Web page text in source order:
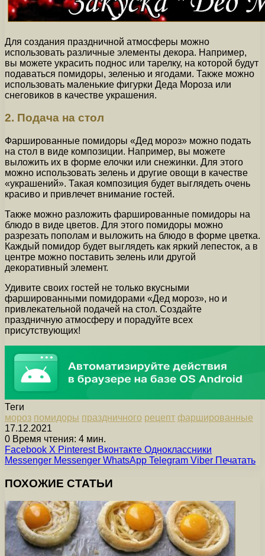
Для создания праздничной атмосферы можно
использовать различные элементы декора. Например,
вы можете украсить поднос или тарелку, на которой будут
подаваться помидоры, зеленью и ягодами. Также можно
использовать маленькие фигурки Деда Мороза или
снеговиков в качестве украшения.
2. Подача на стол
Фаршированные помидоры «Дед мороз» можно подать
на стол в виде композиции. Например, вы можете
выложить их в форме елочки или снежинки. Для этого
можно использовать зелень и другие овощи в качестве
«украшений». Такая композиция будет выглядеть очень
красиво и привлечет внимание гостей.
Также можно разложить фаршированные помидоры на
блюдо в виде цветов. Для этого помидоры можно
разрезать пополам и выложить на блюдо в форме цветка.
Каждый помидор будет выглядеть как яркий лепесток, а в
центре можно поставить зелень или другой
декоративный элемент.
Удивите своих гостей не только вкусными
фаршированными помидорами «Дед мороз», но и
привлекательной подачей на стол. Создайте
праздничную атмосферу и порадуйте всех
присутствующих!
Теги
мороз помидоры праздничного рецепт фаршированные
17.12.2021
0 Время чтения: 4 мин.
Facebook X Pinterest Вконтакте Одноклассники
Messenger Messenger WhatsApp Telegram Viber Печатать
ПОХОЖИЕ СТАТЬИ